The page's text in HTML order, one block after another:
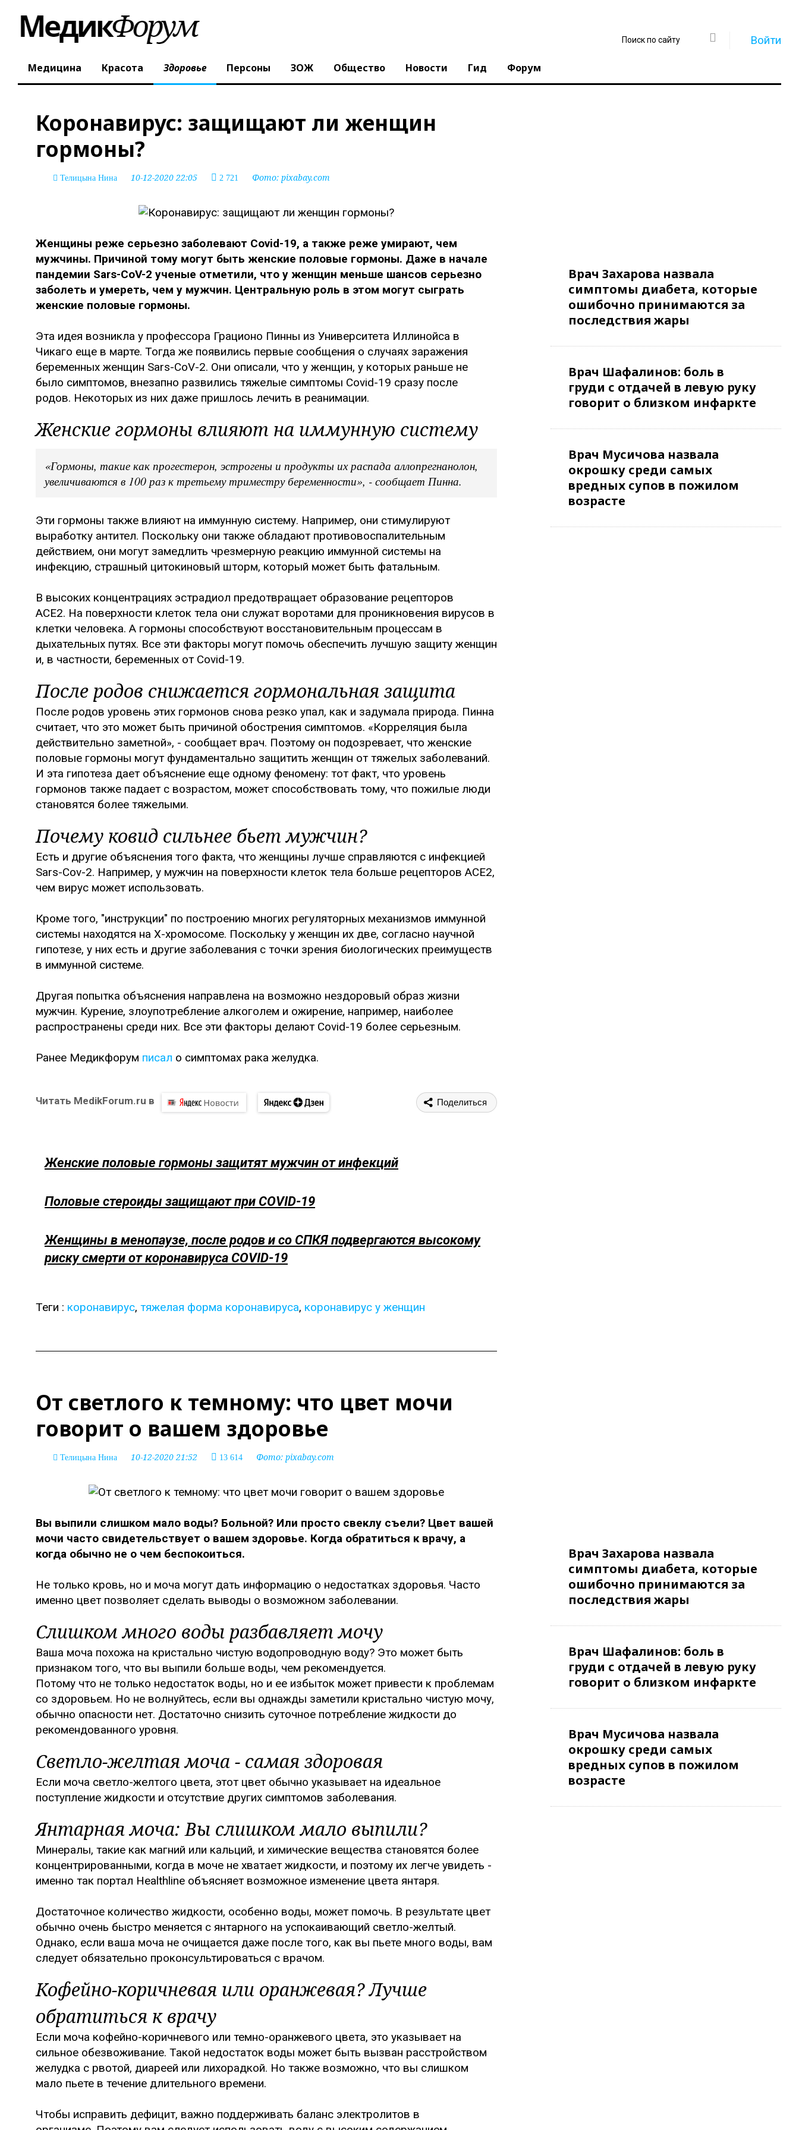
Войти
Медицина Красота Здоровье Персоны ЗОЖ Общество Новости Гид Форум
Коронавирус: защищают ли женщин
гормоны?
Телицына Нина 10-12-2020 22:05 2 721 Фото: pixabay.com
Женщины реже серьезно заболевают Covid-19, а также реже умирают, чем
мужчины. Причиной тому могут быть женские половые гормоны. Даже в начале
пандемии Sars-CoV-2 ученые отметили, что у женщин меньше шансов серьезно
заболеть и умереть, чем у мужчин. Центральную роль в этом могут сыграть
женские половые гормоны.
Эта идея возникла у профессора Грационо Пинны из Университета Иллинойса в
Чикаго еще в марте. Тогда же появились первые сообщения о случаях заражения
беременных женщин Sars-CoV-2. Они описали, что у женщин, у которых раньше не
было симптомов, внезапно развились тяжелые симптомы Covid-19 сразу после
родов. Некоторых из них даже пришлось лечить в реанимации.
Женские гормоны влияют на иммунную систему
«Гормоны, такие как прогестерон, эстрогены и продукты их распада аллопрегнанолон,
увеличиваются в 100 раз к третьему триместру беременности», - сообщает Пинна.
Эти гормоны также влияют на иммунную систему. Например, они стимулируют
выработку антител. Поскольку они также обладают противовоспалительным
действием, они могут замедлить чрезмерную реакцию иммунной системы на
инфекцию, страшный цитокиновый шторм, который может быть фатальным.
В высоких концентрациях эстрадиол предотвращает образование рецепторов
ACE2. На поверхности клеток тела они служат воротами для проникновения вирусов в
клетки человека. А гормоны способствуют восстановительным процессам в
дыхательных путях. Все эти факторы могут помочь обеспечить лучшую защиту женщин
и, в частности, беременных от Covid-19.
После родов снижается гормональная защита
После родов уровень этих гормонов снова резко упал, как и задумала природа. Пинна
считает, что это может быть причиной обострения симптомов. «Корреляция была
действительно заметной», - сообщает врач. Поэтому он подозревает, что женские
половые гормоны могут фундаментально защитить женщин от тяжелых заболеваний.
И эта гипотеза дает объяснение еще одному феномену: тот факт, что уровень
гормонов также падает с возрастом, может способствовать тому, что пожилые люди
становятся более тяжелыми.
Почему ковид сильнее бьет мужчин?
Есть и другие объяснения того факта, что женщины лучше справляются с инфекцией
Sars-Cov-2. Например, у мужчин на поверхности клеток тела больше рецепторов ACE2,
чем вирус может использовать.
Кроме того, "инструкции" по построению многих регуляторных механизмов иммунной
системы находятся на Х-хромосоме. Поскольку у женщин их две, согласно научной
гипотезе, у них есть и другие заболевания с точки зрения биологических преимуществ
в иммунной системе.
Другая попытка объяснения направлена на возможно нездоровый образ жизни
мужчин. Курение, злоупотребление алкоголем и ожирение, например, наиболее
распространены среди них. Все эти факторы делают Covid-19 более серьезным.
Ранее Медикфорум писал о симптомах рака желудка.
Читать MedikForum.ru в Поделиться
Женские половые гормоны защитят мужчин от инфекций
Половые стероиды защищают при COVID-19
Женщины в менопаузе, после родов и со СПКЯ подвергаются высокому
риску смерти от коронавируса COVID-19
Теги : коронавирус, тяжелая форма коронавируса, коронавирус у женщин
Врач Захарова назвала
симптомы диабета, которые
ошибочно принимаются за
последствия жары
Врач Шафалинов: боль в
груди с отдачей в левую руку
говорит о близком инфаркте
Врач Мусичова назвала
окрошку среди самых
вредных супов в пожилом
возрасте
От светлого к темному: что цвет мочи
говорит о вашем здоровье
Телицына Нина 10-12-2020 21:52 13 614 Фото: pixabay.com
Вы выпили слишком мало воды? Больной? Или просто свеклу съели? Цвет вашей
мочи часто свидетельствует о вашем здоровье. Когда обратиться к врачу, а
когда обычно не о чем беспокоиться.
Не только кровь, но и моча могут дать информацию о недостатках здоровья. Часто
именно цвет позволяет сделать выводы о возможном заболевании.
Слишком много воды разбавляет мочу
Ваша моча похожа на кристально чистую водопроводную воду? Это может быть
признаком того, что вы выпили больше воды, чем рекомендуется.
Потому что не только недостаток воды, но и ее избыток может привести к проблемам
со здоровьем. Но не волнуйтесь, если вы однажды заметили кристально чистую мочу,
обычно опасности нет. Достаточно снизить суточное потребление жидкости до
рекомендованного уровня.
Светло-желтая моча - самая здоровая
Если моча светло-желтого цвета, этот цвет обычно указывает на идеальное
поступление жидкости и отсутствие других симптомов заболевания.
Янтарная моча: Вы слишком мало выпили?
Минералы, такие как магний или кальций, и химические вещества становятся более
концентрированными, когда в моче не хватает жидкости, и поэтому их легче увидеть -
именно так портал Healthline объясняет возможное изменение цвета янтаря.
Достаточное количество жидкости, особенно воды, может помочь. В результате цвет
обычно очень быстро меняется с янтарного на успокаивающий светло-желтый.
Однако, если ваша моча не очищается даже после того, как вы пьете много воды, вам
следует обязательно проконсультироваться с врачом.
Кофейно-коричневая или оранжевая? Лучше
обратиться к врачу
Если моча кофейно-коричневого или темно-оранжевого цвета, это указывает на
сильное обезвоживание. Такой недостаток воды может быть вызван расстройством
желудка с рвотой, диареей или лихорадкой. Но также возможно, что вы слишком
мало пьете в течение длительного времени.
Чтобы исправить дефицит, важно поддерживать баланс электролитов в
Врач Захарова назвала
симптомы диабета, которые
ошибочно принимаются за
последствия жары
Врач Шафалинов: боль в
груди с отдачей в левую руку
говорит о близком инфаркте
Врач Мусичова назвала
окрошку среди самых
вредных супов в пожилом
возрасте